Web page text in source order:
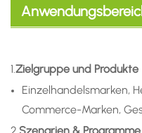
1.Zielgruppe und Produkte
Einzelhandelsmarken,
Commerce-Marken,